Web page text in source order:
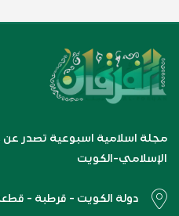
مجلة اسلامية اسبوعية تصدر عن
الإسلامي-الكويت
دولة الكويت - قرطبة - قطعة